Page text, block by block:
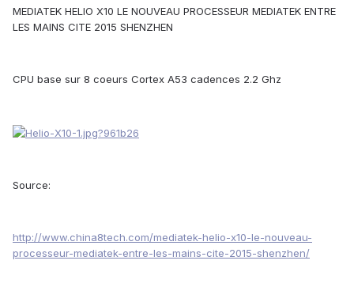
MEDIATEK HELIO X10 LE NOUVEAU PROCESSEUR MEDIATEK ENTRE
LES MAINS CITE 2015 SHENZHEN
CPU base sur 8 coeurs Cortex A53 cadences 2.2 Ghz
Source:
http://www.china8tech.com/mediatek-helio-x10-le-nouveau-
processeur-mediatek-entre-les-mains-cite-2015-shenzhen/